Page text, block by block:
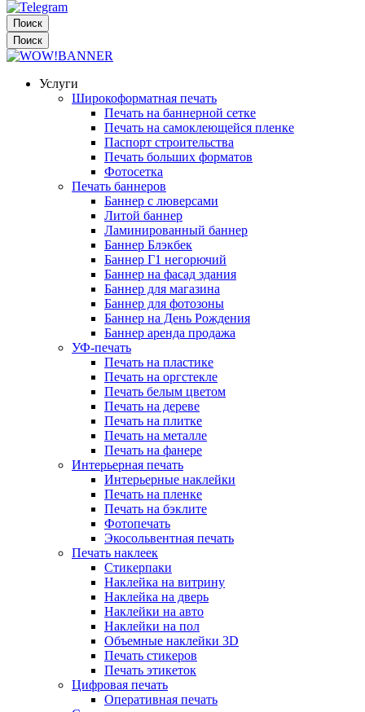
Поиск
Поиск
Услуги
Широкоформатная печать
Печать на баннерной сетке
Печать на самоклеющейся пленке
Паспорт строительства
Печать больших форматов
Фотосетка
Печать баннеров
Баннер с люверсами
Литой баннер
Ламинированный баннер
Баннер Блэкбек
Баннер Г1 негорючий
Баннер на фасад здания
Баннер для магазина
Баннер для фотозоны
Баннер на День Рождения
Баннер аренда продажа
УФ-печать
Печать на пластике
Печать на оргстекле
Печать белым цветом
Печать на дереве
Печать на плитке
Печать на металле
Печать на фанере
Интерьерная печать
Интерьерные наклейки
Печать на пленке
Печать на бэклите
Фотопечать
Экосольвентная печать
Печать наклеек
Стикерпаки
Наклейка на витрину
Наклейка на дверь
Наклейки на авто
Наклейки на пол
Объемные наклейки 3D
Печать стикеров
Печать этикеток
Цифровая печать
Оперативная печать